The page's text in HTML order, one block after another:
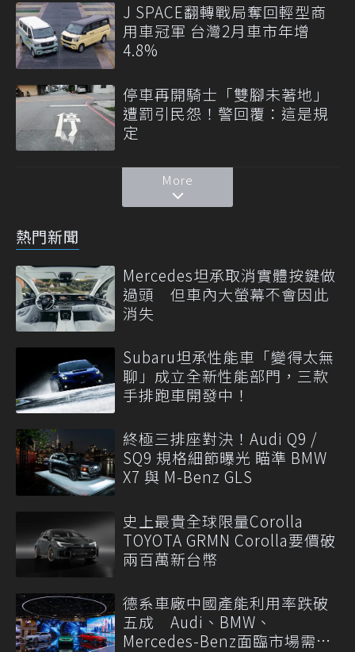
J SPACE翻轉戰局奪回輕型商
用車冠軍 台灣2月車市年增
4.8%
停車再開騎士「雙腳未著地」
遭罰引民怨！警回覆：這是規
定
More
熱門新聞
Mercedes坦承取消實體按鍵做
過頭 但車內大螢幕不會因此
消失
Subaru坦承性能車「變得太無
聊」成立全新性能部門，三款
手排跑車開發中！
終極三排座對決！Audi Q9 /
SQ9 規格細節曝光 瞄準 BMW
X7 與 M-Benz GLS
史上最貴全球限量Corolla
TOYOTA GRMN Corolla要價破
兩百萬新台幣
德系車廠中國產能利用率跌破
五成 Audi、BMW、
Mercedes-Benz面臨市場需求